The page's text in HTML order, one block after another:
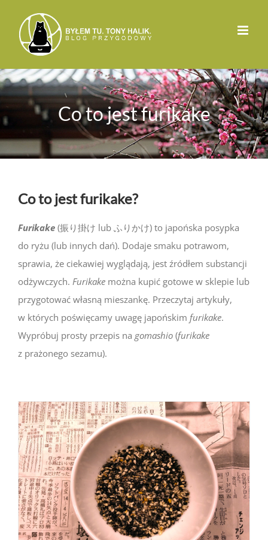
zawartości
Co to jest furikake
Co to jest furikake?
Furikake (振り掛け lub ふりかけ) to japońska posypka
do ryżu (lub innych dań). Dodaje smaku potrawom,
sprawia, że ciekawiej wyglądają, jest źródłem substancji
odżywczych. Furikake można kupić gotowe w sklepie lub
przygotować własną mieszankę. Przeczytaj artykuły,
w których poświęcamy uwagę japońskim furikake.
Wypróbuj prosty przepis na gomashio (furikake
z prażonego sezamu).